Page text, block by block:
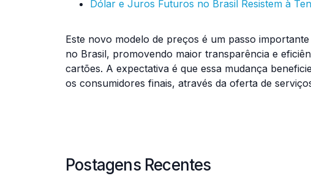
Dólar e Juros Futuros no Brasil Resistem à
Este novo modelo de preços é um passo
no Brasil, promovendo maior transparência e
cartões. A expectativa é que essa mudança
os consumidores finais, através da oferta de
Postagens Recentes